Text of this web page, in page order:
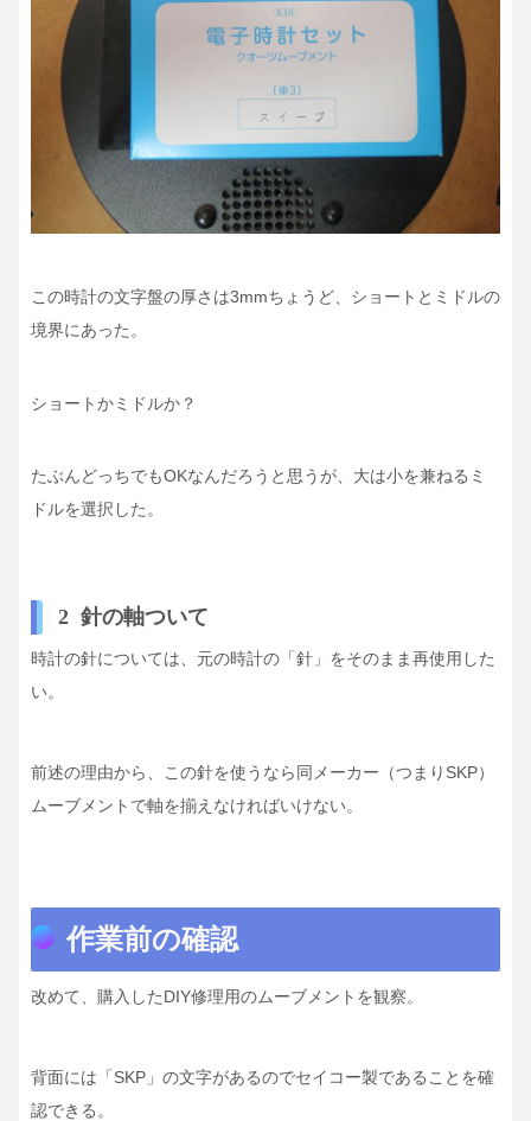
この時計の文字盤の厚さは3mmちょうど、ショートとミドルの
境界にあった。
ショートかミドルか？
たぶんどっちでもOKなんだろうと思うが、大は小を兼ねるミ
ドルを選択した。
2 針の軸ついて
時計の針については、元の時計の「針」をそのまま再使用した
い。
前述の理由から、この針を使うなら同メーカー（つまりSKP）
ムーブメントで軸を揃えなければいけない。
作業前の確認
改めて、購入したDIY修理用のムーブメントを観察。
背面には「SKP」の文字があるのでセイコー製であることを確
認できる。